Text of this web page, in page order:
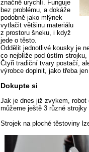
značně urychlí. Funguje
bez problému, a dokáže
podobně jako mlýnek
vytlačit většinu materiálu
z prostoru šneku, i když
jede o těsto.
Oddělit jednotlivé kousky je
co nejblíže pod ústím strojku,
Čtyři tradiční tvary postačí,
výrobce doplnit, jako třeba
Dokupte si
Jak je dnes již zvykem,
můžeme ještě 3 různé
Strojek na ploché těstoviny